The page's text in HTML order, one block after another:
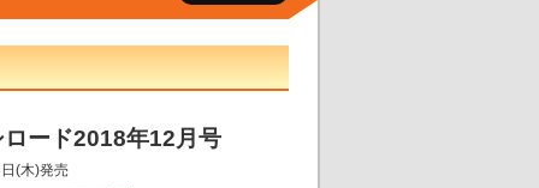
ード2018年12月号
(木)発売